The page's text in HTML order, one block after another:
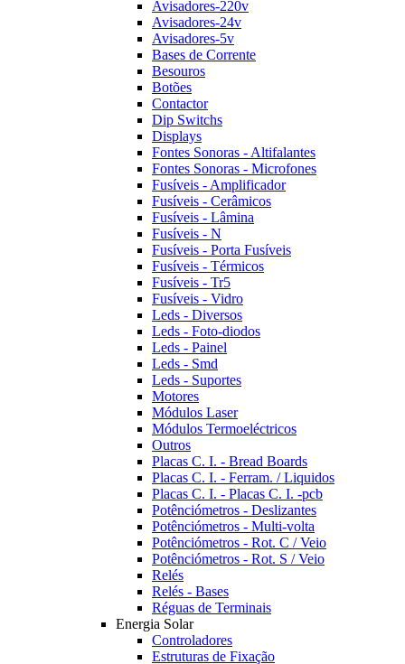
Avisadores-220v
Avisadores-24v
Avisadores-5v
Bases de Corrente
Besouros
Botões
Contactor
Dip Switchs
Displays
Fontes Sonoras - Altifalantes
Fontes Sonoras - Microfones
Fusíveis - Amplificador
Fusíveis - Cerâmicos
Fusíveis - Lâmina
Fusíveis - N
Fusíveis - Porta Fusíveis
Fusíveis - Térmicos
Fusíveis - Tr5
Fusíveis - Vidro
Leds - Diversos
Leds - Foto-diodos
Leds - Painel
Leds - Smd
Leds - Suportes
Motores
Módulos Laser
Módulos Termoeléctricos
Outros
Placas C. I. - Bread Boards
Placas C. I. - Ferram. / Liquidos
Placas C. I. - Placas C. I. -pcb
Potênciómetros - Deslizantes
Potênciómetros - Multi-volta
Potênciómetros - Rot. C / Veio
Potênciómetros - Rot. S / Veio
Relés
Relés - Bases
Réguas de Terminais
Energia Solar
Controladores
Estruturas de Fixação